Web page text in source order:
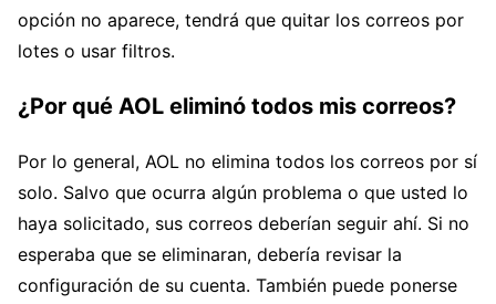
opción no aparece, tendrá que quitar los correos por
lotes o usar filtros.
¿Por qué AOL eliminó todos mis correos?
Por lo general, AOL no elimina todos los correos por sí
solo. Salvo que ocurra algún problema o que usted lo
haya solicitado, sus correos deberían seguir ahí. Si no
esperaba que se eliminaran, debería revisar la
configuración de su cuenta. También puede ponerse